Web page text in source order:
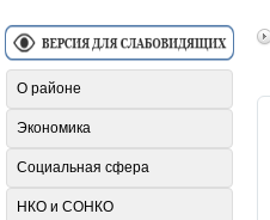
О районе
Экономика
Социальная сфера
НКО и СОНКО